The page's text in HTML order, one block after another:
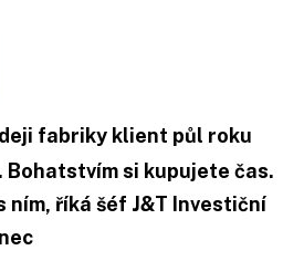
fabriky klient půl roku
Bohatstvím si kupujete čas.
ním, říká šéf J&T Investiční